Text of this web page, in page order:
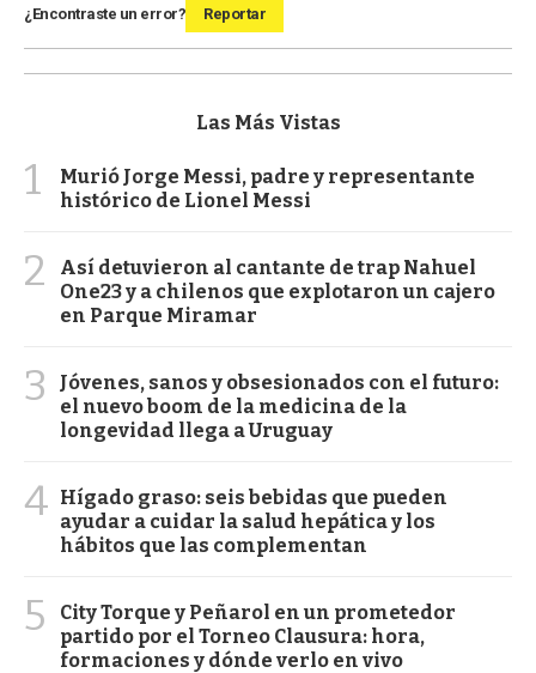
¿Encontraste un error? Reportar
Las Más Vistas
1
Murió Jorge Messi, padre y representante
histórico de Lionel Messi
2
Así detuvieron al cantante de trap Nahuel
One23 y a chilenos que explotaron un cajero
en Parque Miramar
3
Jóvenes, sanos y obsesionados con el futuro:
el nuevo boom de la medicina de la
longevidad llega a Uruguay
4 Hígado graso: seis bebidas que pueden
ayudar a cuidar la salud hepática y los
hábitos que las complementan
5
City Torque y Peñarol en un prometedor
partido por el Torneo Clausura: hora,
formaciones y dónde verlo en vivo